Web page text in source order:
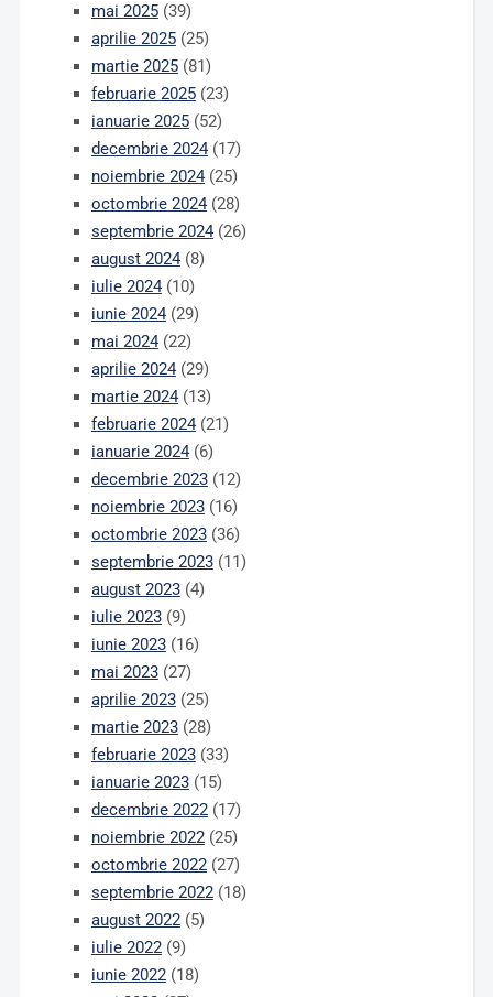
mai 2025(39)
aprilie 2025(25)
martie 2025(81)
februarie 2025(23)
ianuarie 2025(52)
decembrie 2024(17)
noiembrie 2024(25)
octombrie 2024(28)
septembrie 2024(26)
august 2024(8)
iulie 2024(10)
iunie 2024(29)
mai 2024(22)
aprilie 2024(29)
martie 2024(13)
februarie 2024(21)
ianuarie 2024(6)
decembrie 2023(12)
noiembrie 2023(16)
octombrie 2023(36)
septembrie 2023(11)
august 2023(4)
iulie 2023(9)
iunie 2023(16)
mai 2023(27)
aprilie 2023(25)
martie 2023(28)
februarie 2023(33)
ianuarie 2023(15)
decembrie 2022(17)
noiembrie 2022(25)
octombrie 2022(27)
septembrie 2022(18)
august 2022(5)
iulie 2022(9)
iunie 2022(18)